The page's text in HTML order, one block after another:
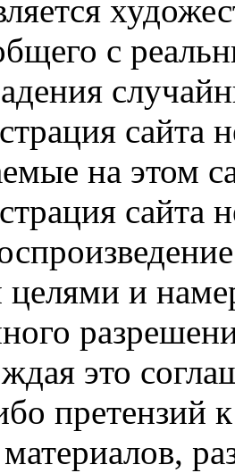
с
сайта
на этом
сайта
и
это
претензий